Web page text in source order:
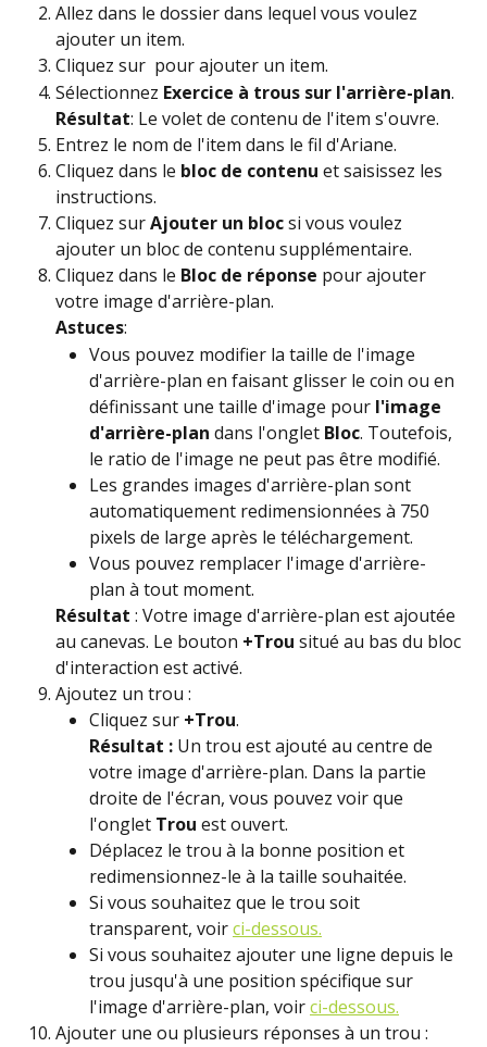
Allez dans le dossier dans lequel vous voulez
ajouter un item.
Cliquez sur pour ajouter un item.
Sélectionnez Exercice à trous sur l'arrière-plan.
Résultat: Le volet de contenu de l'item s'ouvre.
Entrez le nom de l'item dans le fil d'Ariane.
Cliquez dans le bloc de contenu et saisissez les
instructions.
Cliquez sur Ajouter un bloc si vous voulez
ajouter un bloc de contenu supplémentaire.
Cliquez dans le Bloc de réponse pour ajouter
votre image d'arrière-plan.
Astuces:
Vous pouvez modifier la taille de l'image
d'arrière-plan en faisant glisser le coin ou en
définissant une taille d'image pour l'image
d'arrière-plan dans l'onglet Bloc. Toutefois,
le ratio de l'image ne peut pas être modifié.
Les grandes images d'arrière-plan sont
automatiquement redimensionnées à 750
pixels de large après le téléchargement.
Vous pouvez remplacer l'image d'arrière-
plan à tout moment.
Résultat : Votre image d'arrière-plan est ajoutée
au canevas. Le bouton +Trou situé au bas du bloc
d'interaction est activé.
Ajoutez un trou :
Cliquez sur +Trou.
Résultat : Un trou est ajouté au centre de
votre image d'arrière-plan. Dans la partie
droite de l'écran, vous pouvez voir que
l'onglet Trou est ouvert.
Déplacez le trou à la bonne position et
redimensionnez-le à la taille souhaitée.
Si vous souhaitez que le trou soit
transparent, voir ci-dessous.
Si vous souhaitez ajouter une ligne depuis le
trou jusqu'à une position spécifique sur
l'image d'arrière-plan, voir ci-dessous.
Ajouter une ou plusieurs réponses à un trou :